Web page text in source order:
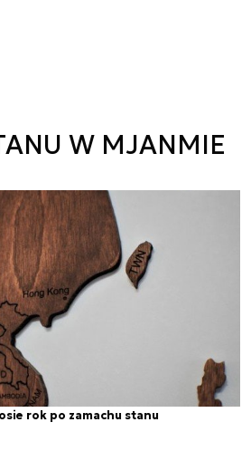
W MJANMIE
rok po zamachu stanu